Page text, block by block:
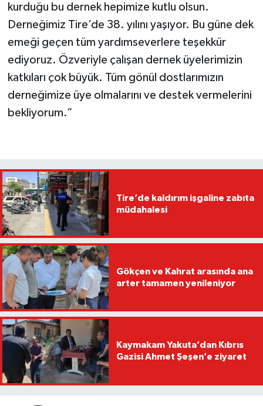
kurduğu bu dernek hepimize kutlu olsun.
Derneğimiz Tire’de 38. yılını yaşıyor. Bu güne dek
emeği geçen tüm yardımseverlere teşekkür
ediyoruz. Özveriyle çalışan dernek üyelerimizin
katkıları çok büyük. Tüm gönül dostlarımızın
derneğimize üye olmalarını ve destek vermelerini
bekliyorum.”
Tire’de kaldırım işgaline zabıta
müdahalesi
Gökçen ve Kahrat arasında ana
arter tamamen yenileniyor
Kaymakam Yakuta’dan Kıbrıs
Gazisi Ahmet Şeşen’e ziyaret